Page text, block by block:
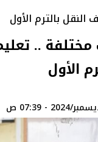
بالترم الأول
مختلفة ..
الأول